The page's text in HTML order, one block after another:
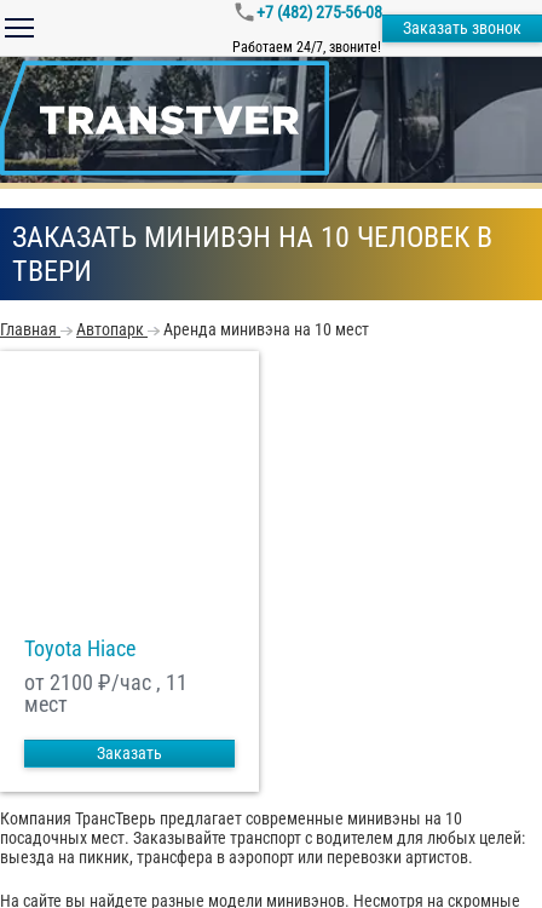
+7 (482) 275-56-08
Работаем 24/7, звоните!
Заказать звонок
ЗАКАЗАТЬ МИНИВЭН НА 10 ЧЕЛОВЕК В
ТВЕРИ
Главная Автопарк Аренда минивэна на 10 мест
Toyota Hiace
от 2100 ₽/час , 11
мест
Заказать
Компания ТрансТверь предлагает современные минивэны на 10
посадочных мест. Заказывайте транспорт с водителем для любых целей:
выезда на пикник, трансфера в аэропорт или перевозки артистов.
На сайте вы найдете разные модели минивэнов. Несмотря на скромные